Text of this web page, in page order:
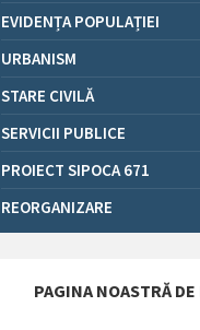
EVIDENȚA POPULAȚIEI
URBANISM
STARE CIVILĂ
SERVICII PUBLICE
PROIECT SIPOCA 671
REORGANIZARE
PAGINA NOASTRĂ DE